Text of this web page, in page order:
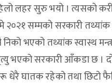
लहर सुरु भयो । त्यसको
२०२१ सम्मको सरकारी
भएको तथ्यांक स्वास्थ
सरकारी आँकडा छ ।
धेरै घातक रहेको तथा छिटो